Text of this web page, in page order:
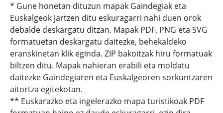
* Gune honetan dituzun mapak Gaindegiak eta
Euskalgeok jartzen ditu eskuragarri nahi duen orok
debalde deskargatu ditzan. Mapak PDF, PNG eta SVG
formatuetan deskargatu daitezke, behekaldeko
eranskinetan klik eginda. ZIP bakoitzak hiru formatuak
biltzen ditu. Mapak nahieran erabili eta moldatu
daitezke Gaindegiaren eta Euskalgeoren sorkuntzaren
aitortza egitekotan.
** Euskarazko eta ingelerazko mapa turistikoak PDF